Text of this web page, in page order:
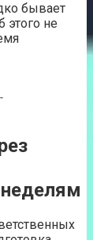
бывает
этого не